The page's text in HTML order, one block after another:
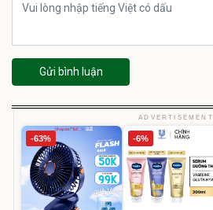
Gửi bình luận
ADVERTISEMENT
-63% -6%